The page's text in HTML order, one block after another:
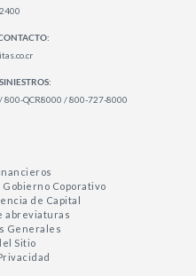
800-QCR8000 / 800-727-8000
Coporativo
de Capital
abreviaturas
Generales
Sitio